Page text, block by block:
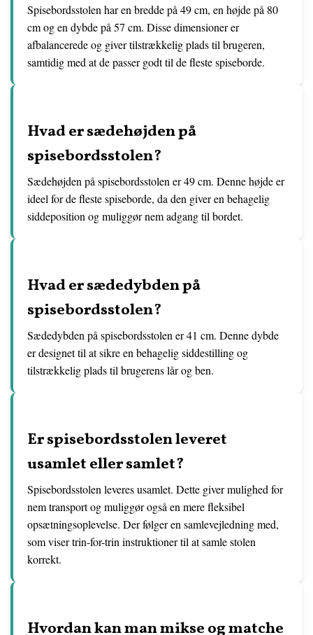
Spisebordsstolen har en bredde på 49 cm, en højde på 80
cm og en dybde på 57 cm. Disse dimensioner er
afbalancerede og giver tilstrækkelig plads til brugeren,
samtidig med at de passer godt til de fleste spiseborde.
Hvad er sædehøjden på
spisebordsstolen?
Sædehøjden på spisebordsstolen er 49 cm. Denne højde er
ideel for de fleste spiseborde, da den giver en behagelig
siddeposition og muliggør nem adgang til bordet.
Hvad er sædedybden på
spisebordsstolen?
Sædedybden på spisebordsstolen er 41 cm. Denne dybde
er designet til at sikre en behagelig siddestilling og
tilstrækkelig plads til brugerens lår og ben.
Er spisebordsstolen leveret
usamlet eller samlet?
Spisebordsstolen leveres usamlet. Dette giver mulighed for
nem transport og muliggør også en mere fleksibel
opsætningsoplevelse. Der følger en samlevejledning med,
som viser trin-for-trin instruktioner til at samle stolen
korrekt.
Hvordan kan man mikse og matche